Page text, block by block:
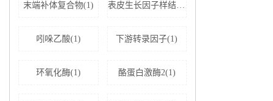
末端补体复合物(1) 表皮生长因子样结构域蛋白7(1)
吲哚乙酸(1) 下游转录因子(1)
环氧化酶(1) 酪蛋白激酶2(1)